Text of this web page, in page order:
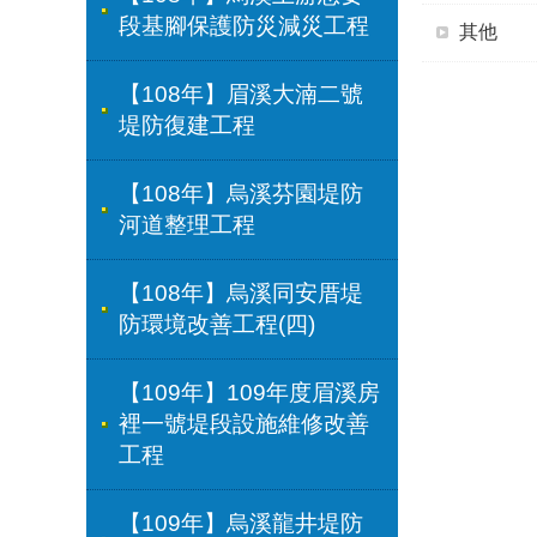
段基腳保護防災減災工程
【108年】眉溪大湳二號
堤防復建工程
【108年】烏溪芬園堤防
河道整理工程
【108年】烏溪同安厝堤
防環境改善工程(四)
【109年】109年度眉溪房
裡一號堤段設施維修改善
工程
【109年】烏溪龍井堤防
其他